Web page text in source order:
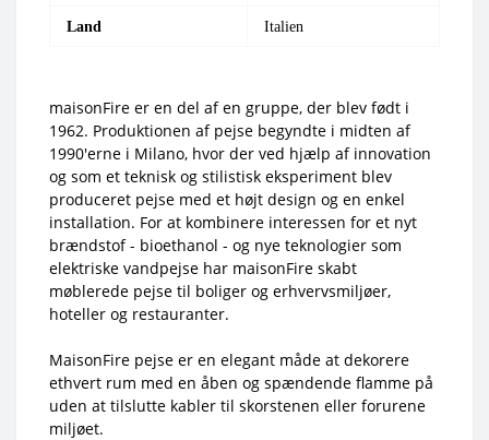
Land Italien
maisonFire er en del af en gruppe, der blev født i
1962. Produktionen af pejse begyndte i midten af
1990'erne i Milano, hvor der ved hjælp af innovation
og som et teknisk og stilistisk eksperiment blev
produceret pejse med et højt design og en enkel
installation. For at kombinere interessen for et nyt
brændstof - bioethanol - og nye teknologier som
elektriske vandpejse har maisonFire skabt
møblerede pejse til boliger og erhvervsmiljøer,
hoteller og restauranter.
MaisonFire pejse er en elegant måde at dekorere
ethvert rum med en åben og spændende flamme på
uden at tilslutte kabler til skorstenen eller forurene
miljøet.